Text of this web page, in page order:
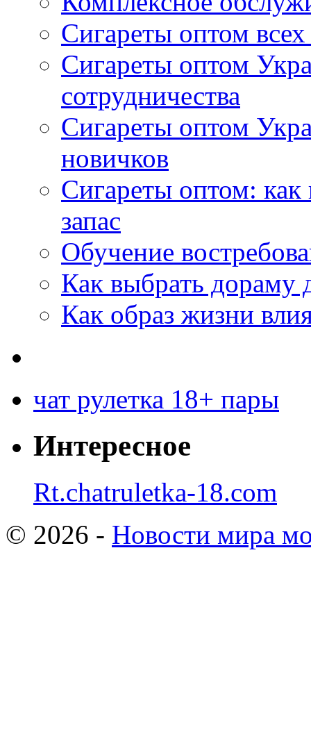
Сигареты оптом
Сигареты оптом
сотрудничества
Сигареты оптом
новичков
Сигареты оптом:
запас
Обучение
Как выбрать дораму
Как образ жизни
чат рулетка 18+ пары
Интересное
Rt.chatruletka-18.com
© 2026 - Новости мира